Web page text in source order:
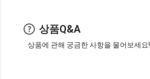
상품Q&A
상품에 관해 궁금한 사항을 물어보세요!